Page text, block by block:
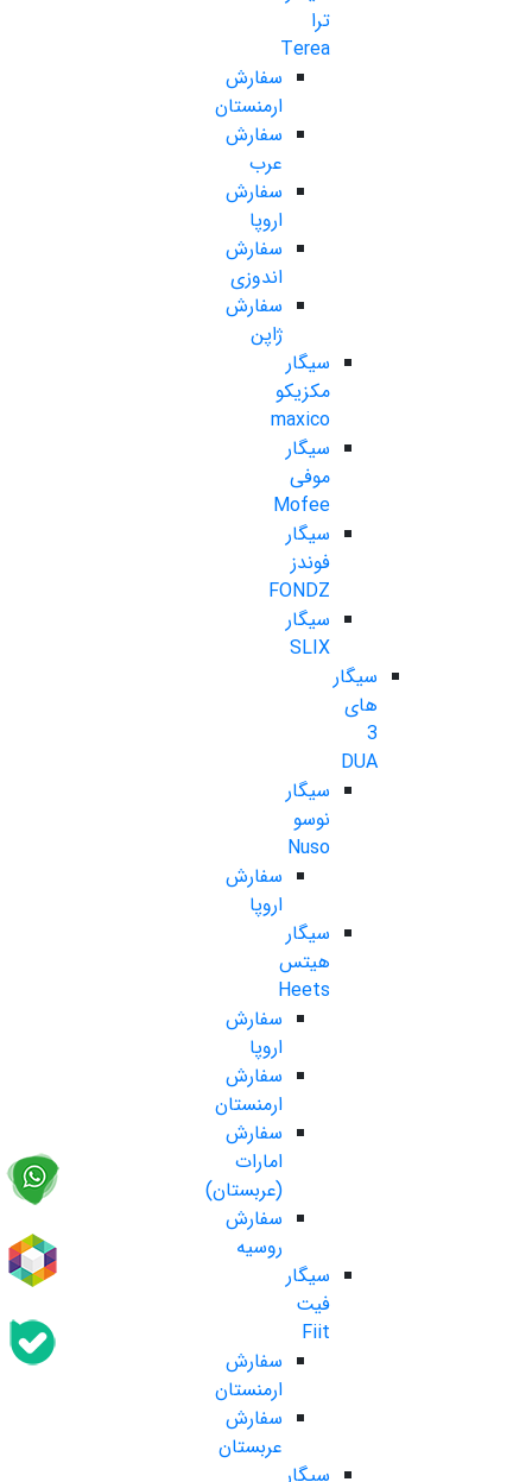
ترا
Terea
سفارش
ارمنستان
سفارش
عرب
سفارش
اروپا
سفارش
اندوزی
سفارش
ژاپن
سیگار
مکزیکو
maxico
سیگار
موفی
Mofee
سیگار
فوندز
FONDZ
سیگار
SLIX
سیگار
های
3
DUA
سیگار
نوسو
Nuso
سفارش
اروپا
سیگار
هیتس
Heets
سفارش
اروپا
سفارش
ارمنستان
سفارش
امارات
(عربستان)
سفارش
روسیه
سیگار
فیت
Fiit
سفارش
ارمنستان
سفارش
عربستان
سیگار